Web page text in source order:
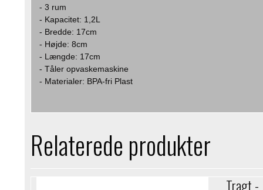
- 3 rum
- Kapacitet: 1,2L
- Bredde: 17cm
- Højde: 8cm
- Længde: 17cm
- Tåler opvaskemaskine
- Materialer: BPA-fri Plast
Relaterede produkter
Tragt -